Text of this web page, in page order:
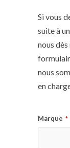
Si vous
suite à
nous
nous
en
Marque *